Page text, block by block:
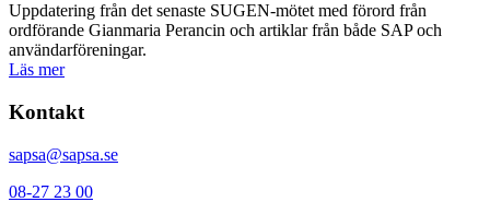
Uppdatering från det senaste SUGEN-mötet med förord från
ordförande Gianmaria Perancin och artiklar från både SAP och
användarföreningar.
Läs mer
Kontakt
sapsa@sapsa.se
08-27 23 00